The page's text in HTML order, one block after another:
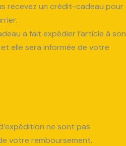
recevez un crédit-cadeau pour
a fait expédier l’article à son
elle sera informée de votre
ne sont pas
votre remboursement.